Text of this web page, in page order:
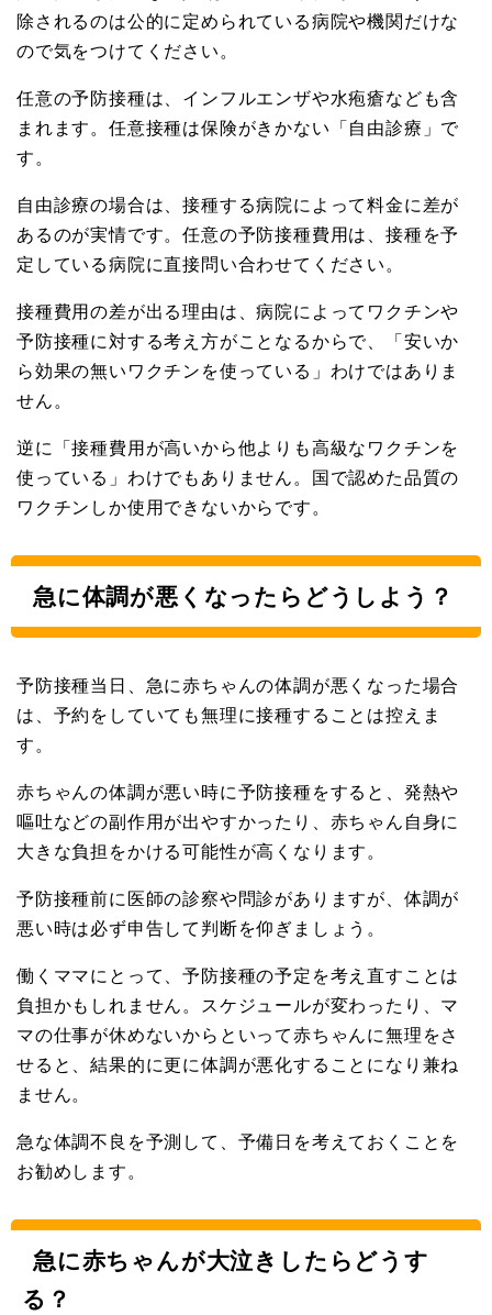
除されるのは公的に定められている病院や機関だけな
ので気をつけてください。
任意の予防接種は、インフルエンザや水疱瘡なども含
まれます。任意接種は保険がきかない「自由診療」で
す。
自由診療の場合は、接種する病院によって料金に差が
あるのが実情です。任意の予防接種費用は、接種を予
定している病院に直接問い合わせてください。
接種費用の差が出る理由は、病院によってワクチンや
予防接種に対する考え方がことなるからで、「安いか
ら効果の無いワクチンを使っている」わけではありま
せん。
逆に「接種費用が高いから他よりも高級なワクチンを
使っている」わけでもありません。国で認めた品質の
ワクチンしか使用できないからです。
急に体調が悪くなったらどうしよう？
予防接種当日、急に赤ちゃんの体調が悪くなった場合
は、予約をしていても無理に接種することは控えま
す。
赤ちゃんの体調が悪い時に予防接種をすると、発熱や
嘔吐などの副作用が出やすかったり、赤ちゃん自身に
大きな負担をかける可能性が高くなります。
予防接種前に医師の診察や問診がありますが、体調が
悪い時は必ず申告して判断を仰ぎましょう。
働くママにとって、予防接種の予定を考え直すことは
負担かもしれません。スケジュールが変わったり、マ
マの仕事が休めないからといって赤ちゃんに無理をさ
せると、結果的に更に体調が悪化することになり兼ね
ません。
急な体調不良を予測して、予備日を考えておくことを
お勧めします。
急に赤ちゃんが大泣きしたらどうす
る？